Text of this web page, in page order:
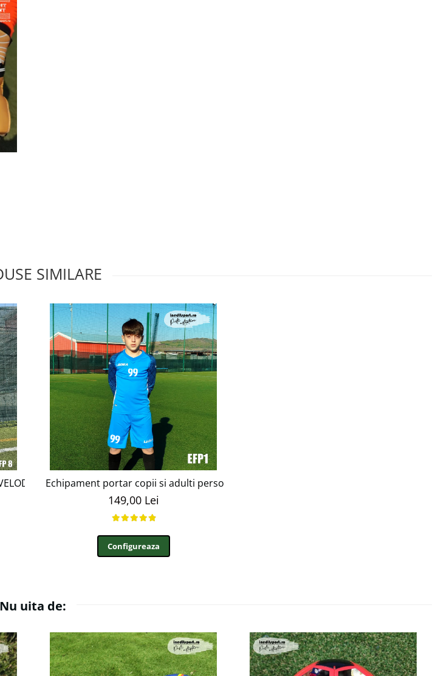
SIMILARE
personalizabil EFP8
Echipament portar copii si adulti personalizabil EFP1
149,00 Lei
Configureaza
Nu uita de: